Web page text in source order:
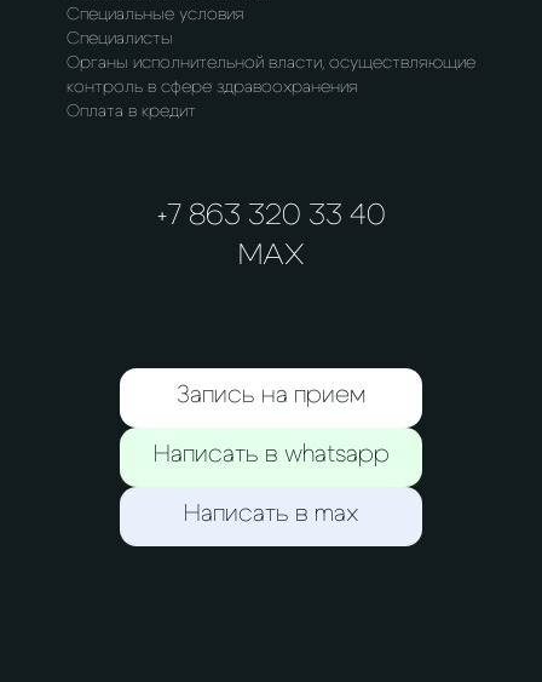
Специальные условия
Специалисты
Органы исполнительной власти, осуществляющие
контроль в сфере здравоохранения
Оплата в кредит
+7 863 320 33 40
MAX
Запись на прием
Написать в whatsapp
Написать в max